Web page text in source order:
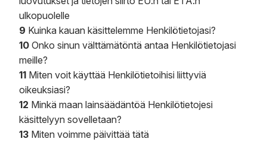
ulkopuolelle
9 Kuinka kauan käsittelemme Henkilötietojasi?
10 Onko sinun välttämätöntä antaa Henkilötietojasi
meille?
11 Miten voit käyttää Henkilötietoihisi liittyviä
oikeuksiasi?
12 Minkä maan lainsäädäntöä Henkilötietojesi
käsittelyyn sovelletaan?
13 Miten voimme päivittää tätä